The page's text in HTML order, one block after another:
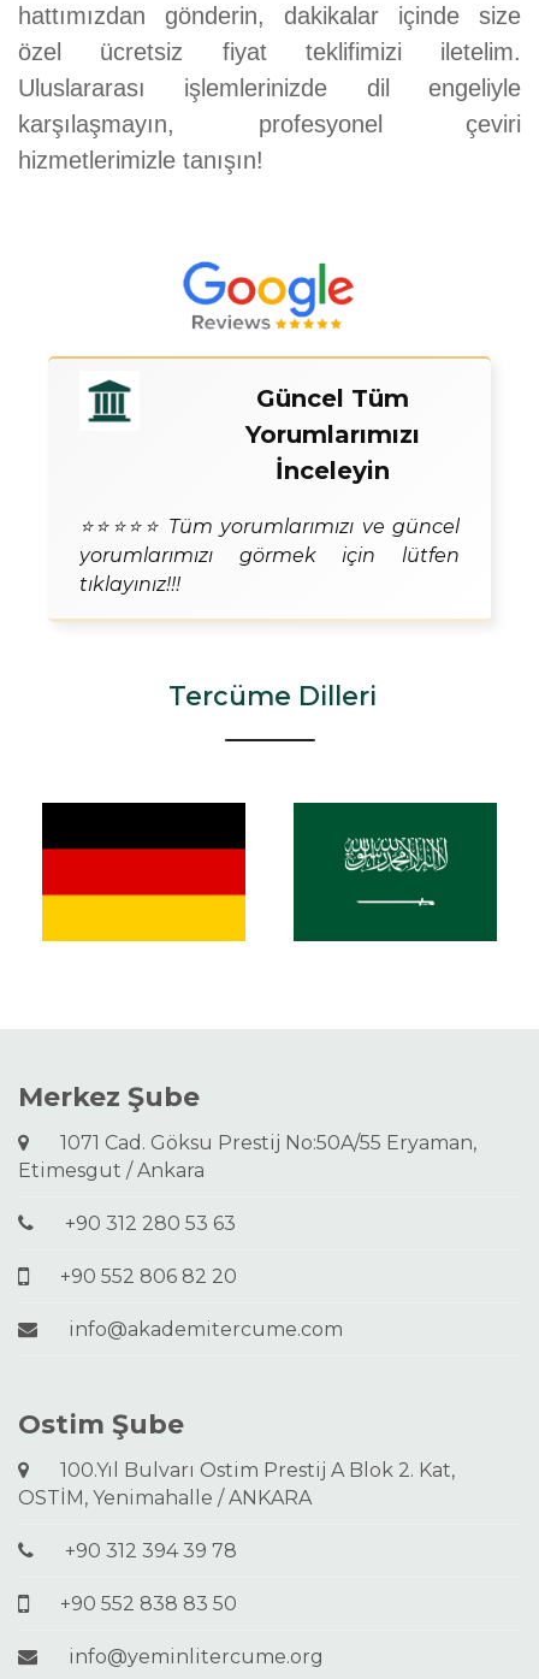
hattımızdan gönderin, dakikalar içinde size
özel ücretsiz fiyat teklifimizi iletelim.
Uluslararası işlemlerinizde dil engeliyle
karşılaşmayın, profesyonel çeviri
hizmetlerimizle tanışın!
Güncel Tüm
Yorumlarımızı
İnceleyin
⭐⭐⭐⭐⭐ Tüm yorumlarımızı ve güncel
yorumlarımızı görmek için lütfen
tıklayınız!!!
Tercüme Dilleri
Merkez Şube
1071 Cad. Göksu Prestij No:50A/55 Eryaman,
Etimesgut / Ankara
+90 312 280 53 63
+90 552 806 82 20
info@akademitercume.com
Ostim Şube
100.Yıl Bulvarı Ostim Prestij A Blok 2. Kat,
OSTİM, Yenimahalle / ANKARA
+90 312 394 39 78
+90 552 838 83 50
info@yeminlitercume.org